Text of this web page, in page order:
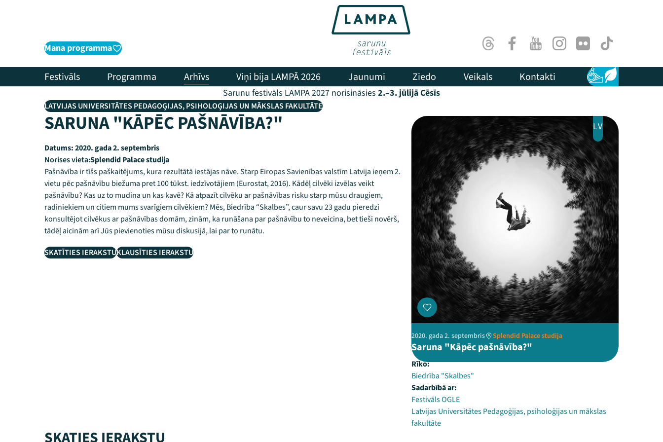
Mana programma ThreadsFacebookYoutubeInstagram
Flick TikTok
Festivāls Programma Arhīvs Viņi bija LAMPĀ 2026 Jaunumi Ziedo Veikals Kontakti Pieejamība
Ilgtspēja
Sarunu festivāls LAMPA 2027 norisināsies 2.–3. jūlijā Cēsīs
LATVIJAS UNIVERSITĀTES PEDAGOĢIJAS, PSIHOLOĢIJAS UN MĀKSLAS FAKULTĀTE
SARUNA "KĀPĒC PAŠNĀVĪBA?"
Datums:2020. gada 2. septembris
Norises vieta:Splendid Palace studija
Pašnāvība ir tīšs paškaitējums, kura rezultātā iestājas nāve. Starp Eiropas Savienības valstīm Latvija ieņem 2.
vietu pēc pašnāvību biežuma pret 100 tūkst. iedzīvotājiem (Eurostat, 2016). Kādēļ cilvēki izvēlas veikt
pašnāvību? Kas uz to mudina un kas kavē? Kā atpazīt cilvēku ar pašnāvības risku starp mūsu draugiem,
radiniekiem un citiem mums svarīgiem cilvēkiem? Mēs, Biedrība “Skalbes”, caur savu 23 gadu pieredzi
konsultējot cilvēkus ar pašnāvības domām, zinām, ka runāšana par pašnāvību to neveicina, bet tieši novērš,
tādēļ aicinām arī Jūs pievienoties mūsu diskusijā, lai par to runātu.
SKATĪTIES IERAKSTUKLAUSĪTIES IERAKSTU
LV
2020. gada 2. septembris Splendid Palace studija
Saruna "Kāpēc pašnāvība?"
Rīko:
Biedrība "Skalbes"
Sadarbībā ar:
Festivāls OGLE
Latvijas Universitātes Pedagoģijas, psiholoģijas un mākslas
fakultāte